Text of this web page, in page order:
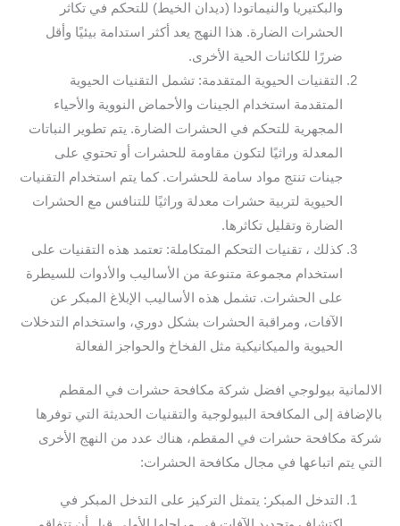
والبكتيريا والنيماتودا (ديدان الخيط) للتحكم في تكاثر
الحشرات الضارة. هذا النهج يعد أكثر استدامة بيئيًا وأقل
ضررًا للكائنات الحية الأخرى.
التقنيات الحيوية المتقدمة: تشمل التقنيات الحيوية
المتقدمة استخدام الجينات والأحماض النووية والأحياء
المجهرية للتحكم في الحشرات الضارة. يتم تطوير النباتات
المعدلة وراثيًا لتكون مقاومة للحشرات أو تحتوي على
جينات تنتج مواد سامة للحشرات. كما يتم استخدام التقنيات
الحيوية لتربية حشرات معدلة وراثيًا للتنافس مع الحشرات
الضارة وتقليل تكاثرها.
كذلك ، تقنيات التحكم المتكاملة: تعتمد هذه التقنيات على
استخدام مجموعة متنوعة من الأساليب والأدوات للسيطرة
على الحشرات. تشمل هذه الأساليب الإبلاغ المبكر عن
الآفات، ومراقبة الحشرات بشكل دوري، واستخدام التدخلات
الحيوية والميكانيكية مثل الفخاخ والحواجز الفعالة
الالمانية بيولوجي افضل شركة مكافحة حشرات في المقطم
بالإضافة إلى المكافحة البيولوجية والتقنيات الحديثة التي توفرها
شركة مكافحة حشرات في المقطم، هناك عدد من النهج الأخرى
التي يتم اتباعها في مجال مكافحة الحشرات:
التدخل المبكر: يتمثل التركيز على التدخل المبكر في